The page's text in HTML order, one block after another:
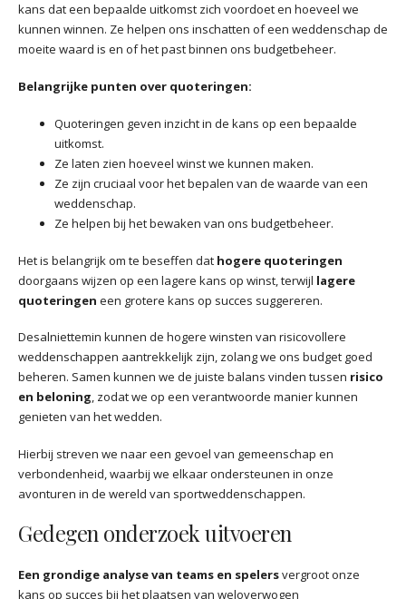
kans dat een bepaalde uitkomst zich voordoet en hoeveel we
kunnen winnen. Ze helpen ons inschatten of een weddenschap de
moeite waard is en of het past binnen ons budgetbeheer.
Belangrijke punten over quoteringen:
Quoteringen geven inzicht in de kans op een bepaalde
uitkomst.
Ze laten zien hoeveel winst we kunnen maken.
Ze zijn cruciaal voor het bepalen van de waarde van een
weddenschap.
Ze helpen bij het bewaken van ons budgetbeheer.
Het is belangrijk om te beseffen dat hogere quoteringen
doorgaans wijzen op een lagere kans op winst, terwijl lagere
quoteringen een grotere kans op succes suggereren.
Desalniettemin kunnen de hogere winsten van risicovollere
weddenschappen aantrekkelijk zijn, zolang we ons budget goed
beheren. Samen kunnen we de juiste balans vinden tussen risico
en beloning, zodat we op een verantwoorde manier kunnen
genieten van het wedden.
Hierbij streven we naar een gevoel van gemeenschap en
verbondenheid, waarbij we elkaar ondersteunen in onze
avonturen in de wereld van sportweddenschappen.
Gedegen onderzoek uitvoeren
Een grondige analyse van teams en spelersvergroot onze
kans op succes bij het plaatsen van weloverwogen